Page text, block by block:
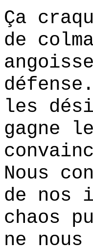
Ça
de
les
gagne
Nous
de nos
chaos
ne